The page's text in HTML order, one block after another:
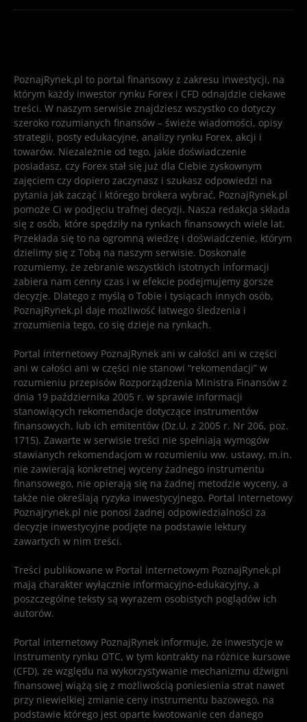
PoznajRynek.pl to portal finansowy z zakresu inwestycji, na
którym każdy inwestor rynku Forex i CFD odnajdzie ciekawe
treści. W naszym serwisie znajdziesz wszystko co dotyczy
szeroko rozumianych finansów – świeże wiadomości, opisy
strategii, posty edukacyjne, analizy rynku Forex, akcji i
towarów. Niezależnie od tego, jakie doświadczenie
posiadasz, czy Forex stał się już dla Ciebie zyskownym
zajęciem czy dopiero zaczynasz i szukasz odpowiedzi na
pytania jak zacząć i którego brokera wybrać, PoznajRynek.pl
pomoże Ci w podjęciu trafnej decyzji. Nasza redakcja składa
się z osób, które spędziły na rynkach finansowych wiele lat.
Przekłada się to na ogromną wiedzę i doświadczenie, którym
dzielimy się z Tobą na naszym serwisie. Doskonale
rozumiemy, że zebranie wszystkich istotnych informacji
zabiera nam cenny czas i w efekcie podejmujemy gorsze
decyzje. Dlatego z myślą o Tobie i tysiącach innych osób,
PoznajRynek.pl daje możliwość łatwego śledzenia i
zrozumienia tego, co się dzieje na rynkach.
Portal internetowy PoznajRynek ani w całości ani w części
ani w całości ani w części nie stanowi “rekomendacji” w
rozumieniu przepisów Rozporządzenia Ministra Finansów z
dnia 19 października 2005 r. w sprawie informacji
stanowiących rekomendacje dotyczące instrumentów
finansowych, lub ich emitentów (Dz.U. z 2005 r. Nr 206, poz.
1715). Zawarte w serwisie treści nie spełniają wymogów
stawianych rekomendacjom w rozumieniu ww. ustawy, m.in.
nie zawierają konkretnej wyceny żadnego instrumentu
finansowego, nie opierają się na żadnej metodzie wyceny, a
także nie określają ryzyka inwestycyjnego. Portal Internetowy
Poznajrynek.pl nie ponosi żadnej odpowiedzialności za
decyzje inwestycyjne podjęte na podstawie lektury
zawartych w nim treści.
Treści publikowane w Portal internetowym PoznajRynek.pl
mają charakter wyłącznie informacyjno-edukacyjny, a
poszczególne teksty są wyrazem osobistych poglądów ich
autorów.
Portal internetowy PoznajRynek informuje, że inwestycje w
instrumenty rynku OTC, w tym kontrakty na różnice kursowe
(CFD), ze względu na wykorzystywanie mechanizmu dźwigni
finansowej wiążą się z możliwością poniesienia strat nawet
przy niewielkiej zmianie ceny instrumentu bazowego, na
podstawie którego jest oparte kwotowanie cen danego